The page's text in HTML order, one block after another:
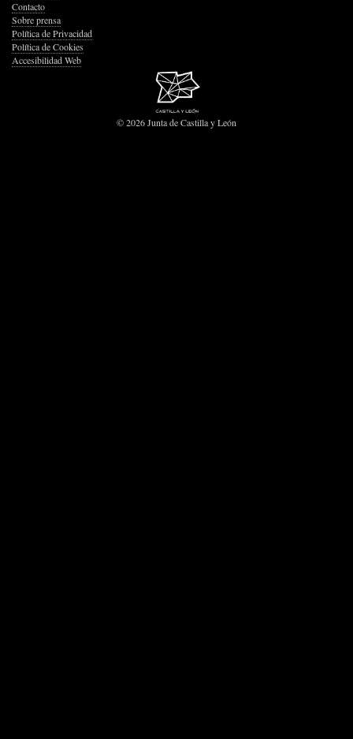
Contacto
Sobre prensa
Política de Privacidad
Política de Cookies
Accesibilidad Web
© 2026 Junta de Castilla y León